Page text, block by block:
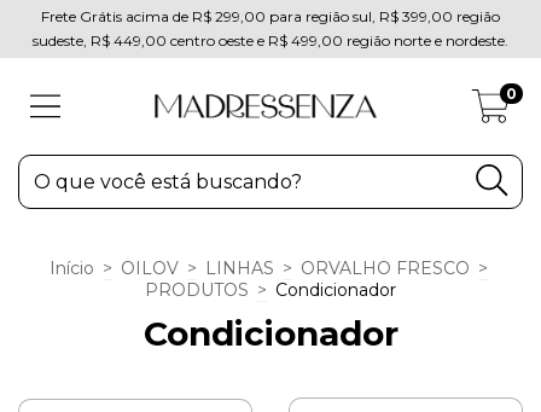
Frete Grátis acima de R$ 299,00 para região sul, R$ 399,00 região
sudeste, R$ 449,00 centro oeste e R$ 499,00 região norte e nordeste.
0
Início > OILOV > LINHAS > ORVALHO FRESCO >
PRODUTOS > Condicionador
Condicionador